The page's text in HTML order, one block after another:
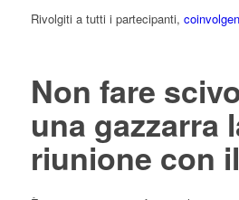
Rivolgiti a tutti i partecipanti,
Non fare
una gazzarra
riunione con